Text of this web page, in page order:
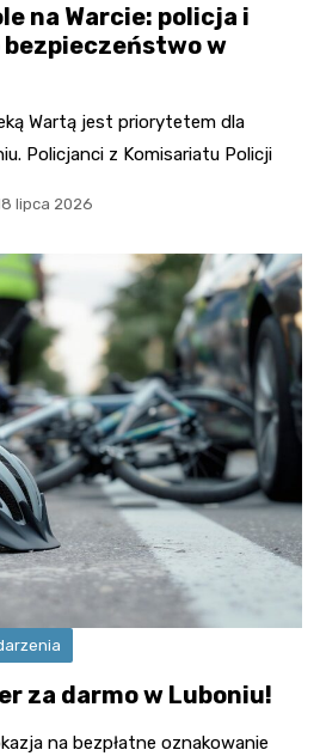
na Warcie: policja i
w
Wartą jest priorytetem dla
Policjanci z Komisariatu Policji
lipca 2026
za darmo w Luboniu!
na bezpłatne oznakowanie